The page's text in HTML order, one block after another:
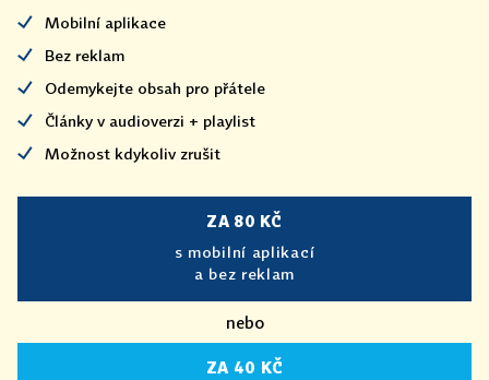
Mobilní aplikace
Bez reklam
Odemykejte obsah pro přátele
Články v audioverzi + playlist
Možnost kdykoliv zrušit
ZA 80 KČ
s mobilní aplikací
a bez reklam
nebo
ZA 40 KČ